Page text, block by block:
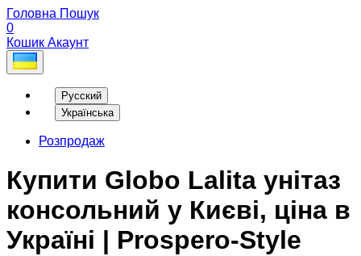
Головна Пошук
0
Кошик Акаунт
Русский
Українська
Розпродаж
Купити Globo Lalita унітаз
консольний у Києві, ціна в
Україні | Prospero-Style